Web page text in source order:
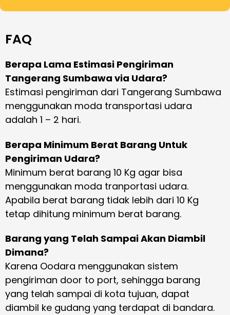
FAQ
Berapa Lama Estimasi Pengiriman
Tangerang Sumbawa via Udara?
Estimasi pengiriman dari Tangerang Sumbawa
menggunakan moda transportasi udara
adalah 1 – 2 hari.
Berapa Minimum Berat Barang Untuk
Pengiriman Udara?
Minimum berat barang 10 Kg agar bisa
menggunakan moda tranportasi udara.
Apabila berat barang tidak lebih dari 10 Kg
tetap dihitung minimum berat barang.
Barang yang Telah Sampai Akan Diambil
Dimana?
Karena Oodara menggunakan sistem
pengiriman door to port, sehingga barang
yang telah sampai di kota tujuan, dapat
diambil ke gudang yang terdapat di bandara.